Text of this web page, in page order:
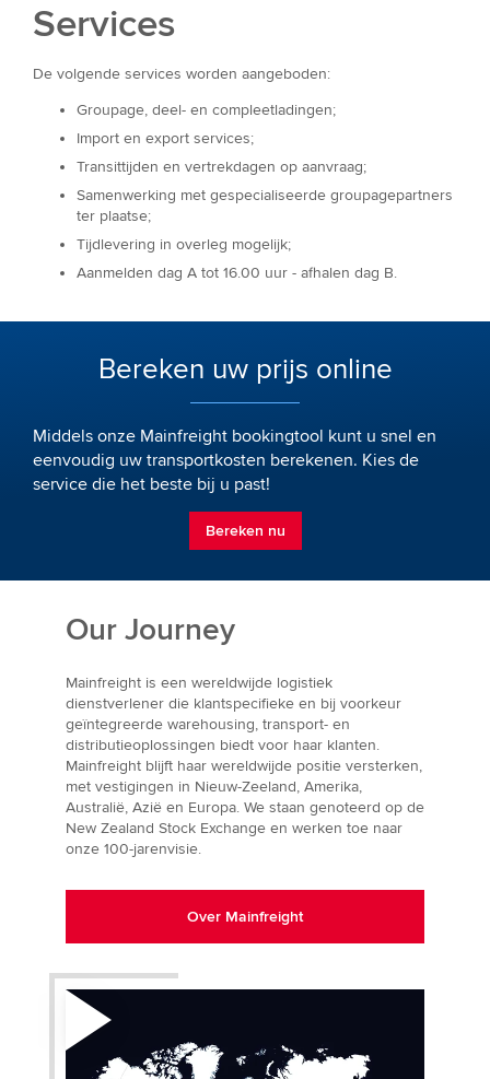
Services
De volgende services worden aangeboden:
Groupage, deel- en compleetladingen;
Import en export services;
Transittijden en vertrekdagen op aanvraag;
Samenwerking met gespecialiseerde groupagepartners
ter plaatse;
Tijdlevering in overleg mogelijk;
Aanmelden dag A tot 16.00 uur - afhalen dag B.
Bereken uw prijs online
Middels onze Mainfreight bookingtool kunt u snel en
eenvoudig uw transportkosten berekenen. Kies de
service die het beste bij u past!
Bereken nu
Our Journey
Mainfreight is een wereldwijde logistiek
dienstverlener die klantspecifieke en bij voorkeur
geïntegreerde warehousing, transport- en
distributieoplossingen biedt voor haar klanten.
Mainfreight blijft haar wereldwijde positie versterken,
met vestigingen in Nieuw-Zeeland, Amerika,
Australië, Azië en Europa. We staan genoteerd op de
New Zealand Stock Exchange en werken toe naar
onze 100-jarenvisie.
Over Mainfreight